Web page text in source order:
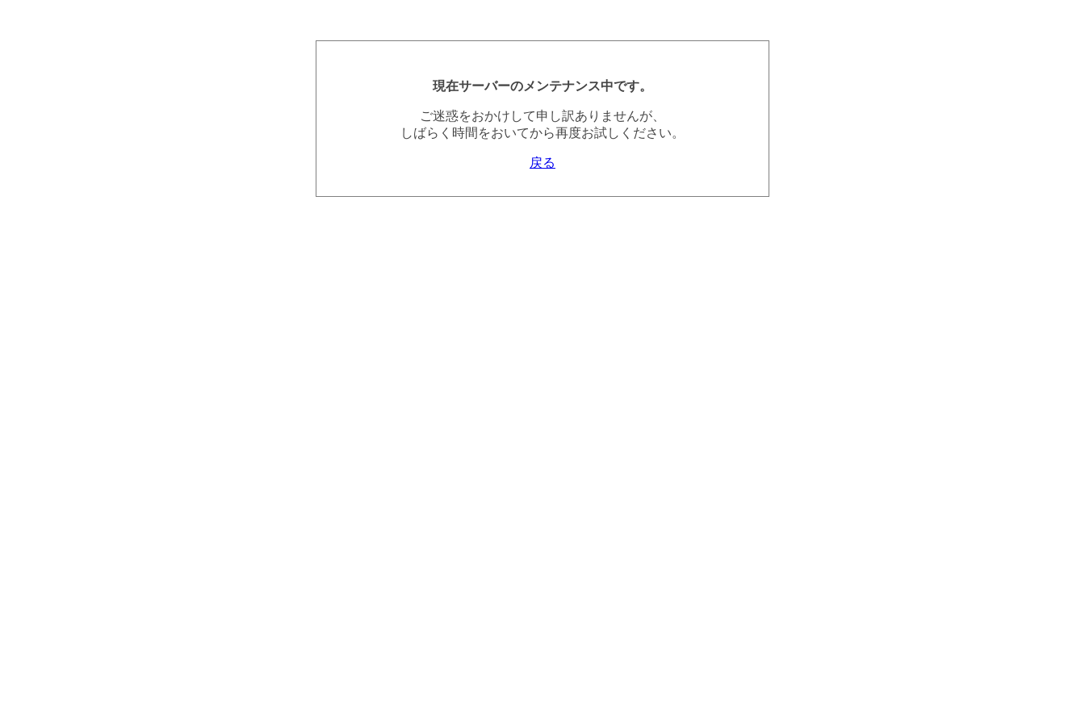
現在サーバーのメンテナンス中です。
ご迷惑をおかけして申し訳ありませんが、
しばらく時間をおいてから再度お試しください。
戻る